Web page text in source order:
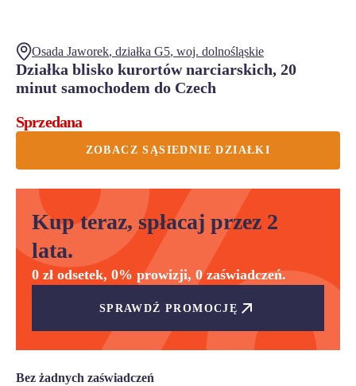
Osada Jaworek, działka G5, woj. dolnośląskie
Działka blisko kurortów narciarskich, 20
minut samochodem do Czech
Sprzedana
ZOBACZ SĄSIEDNIE DZIAŁKI
Kup teraz, spłacaj przez 2
lata.
0 zł odsetek, 0% prowizji, 0 zaświadczeń.
SPRAWDŹ PROMOCJĘ
Bez żadnych zaświadczeń